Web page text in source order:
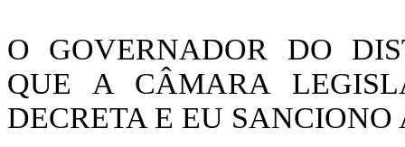
O GOVERNADOR DO
QUE A CÂMARA
DECRETA E EU